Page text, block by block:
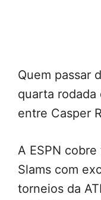
Quem passar
quarta
entre Casper
A ESPN
Slams com
torneios da